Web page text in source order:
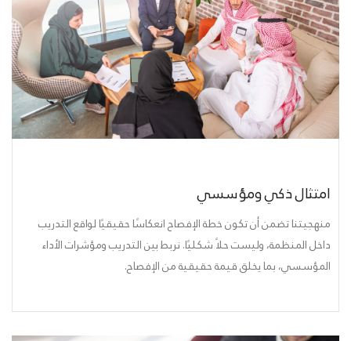
امتثال ذكي ومؤسسي
منهجيتنا تضمن أن تكون خطة الإفصاح انعكاسًا حقيقيًا لواقع التدريب
داخل المنظمة، وليست حلاً شكليًا. نربط بين التدريب ومؤشرات الأداء
المؤسسي، بما يخلق قيمة حقيقية من الإفصاح.